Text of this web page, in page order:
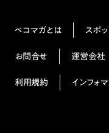
ペコマガとは スポ
お問合せ 運営会社
利用規約 インフォ